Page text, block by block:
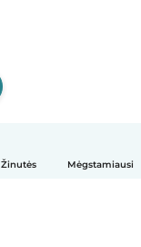
Žinutės Mėgstamiausi